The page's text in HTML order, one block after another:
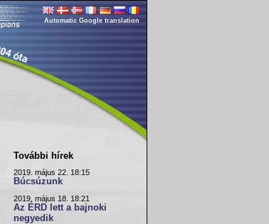
Automatic Google translation
További hírek
2019. május 22. 18:15
Búcsúzunk
2019. május 18. 18:21
Az ÉRD lett a bajnoki
negyedik